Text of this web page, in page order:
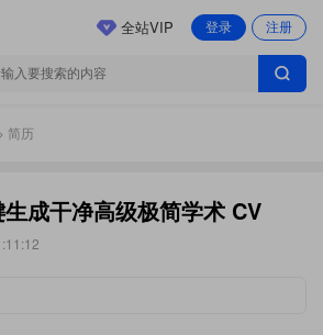
登录 注册
全站VIP
简历
成干净高级极简学术 CV